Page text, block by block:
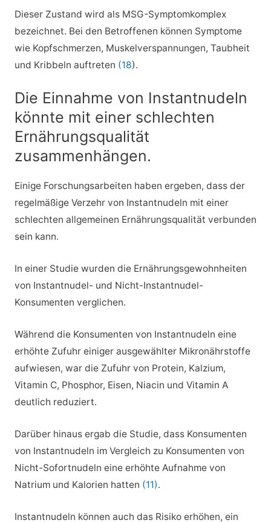
Dieser Zustand wird als MSG-Symptomkomplex
bezeichnet. Bei den Betroffenen können Symptome
wie Kopfschmerzen, Muskelverspannungen, Taubheit
und Kribbeln auftreten (18).
Die Einnahme von Instantnudeln
könnte mit einer schlechten
Ernährungsqualität
zusammenhängen.
Einige Forschungsarbeiten haben ergeben, dass der
regelmäßige Verzehr von Instantnudeln mit einer
schlechten allgemeinen Ernährungsqualität verbunden
sein kann.
In einer Studie wurden die Ernährungsgewohnheiten
von Instantnudel- und Nicht-Instantnudel-
Konsumenten verglichen.
Während die Konsumenten von Instantnudeln eine
erhöhte Zufuhr einiger ausgewählter Mikronährstoffe
aufwiesen, war die Zufuhr von Protein, Kalzium,
Vitamin C, Phosphor, Eisen, Niacin und Vitamin A
deutlich reduziert.
Darüber hinaus ergab die Studie, dass Konsumenten
von Instantnudeln im Vergleich zu Konsumenten von
Nicht-Sofortnudeln eine erhöhte Aufnahme von
Natrium und Kalorien hatten (11).
Instantnudeln können auch das Risiko erhöhen, ein